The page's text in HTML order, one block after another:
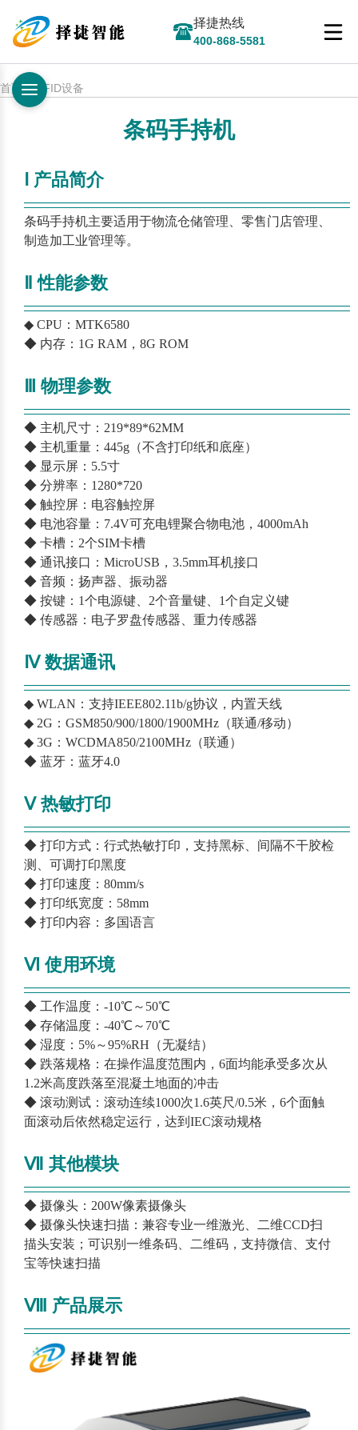
择捷热线
400-868-5581
首页 > RFID设备
条码手持机
Ⅰ 产品简介
—————————————————————————
条码手持机主要适用于物流仓储管理、零售门店管理、
制造加工业管理等。
Ⅱ 性能参数
—————————————————————————
◆ CPU：MTK6580
◆ 内存：1G RAM，8G ROM
Ⅲ 物理参数
—————————————————————————
◆ 主机尺寸：219*89*62MM
◆ 主机重量：445g（不含打印纸和底座）
◆ 显示屏：5.5寸
◆ 分辨率：1280*720
◆ 触控屏：电容触控屏
◆ 电池容量：7.4V可充电锂聚合物电池，4000mAh
◆ 卡槽：2个SIM卡槽
◆ 通讯接口：MicroUSB，3.5mm耳机接口
◆ 音频：扬声器、振动器
◆ 按键：1个电源键、2个音量键、1个自定义键
◆ 传感器：电子罗盘传感器、重力传感器
Ⅳ 数据通讯
—————————————————————————
◆ WLAN：支持IEEE802.11b/g协议，内置天线
◆ 2G：GSM850/900/1800/1900MHz（联通/移动）
◆ 3G：WCDMA850/2100MHz（联通）
◆ 蓝牙：蓝牙4.0
Ⅴ 热敏打印
—————————————————————————
◆ 打印方式：行式热敏打印，支持黑标、间隔不干胶检
测、可调打印黑度
◆ 打印速度：80mm/s
◆ 打印纸宽度：58mm
◆ 打印内容：多国语言
Ⅵ 使用环境
—————————————————————————
◆ 工作温度：-10℃～50℃
◆ 存储温度：-40℃～70℃
◆ 湿度：5%～95%RH（无凝结）
◆ 跌落规格：在操作温度范围内，6面均能承受多次从
1.2米高度跌落至混凝土地面的冲击
◆ 滚动测试：滚动连续1000次1.6英尺/0.5米，6个面触
面滚动后依然稳定运行，达到IEC滚动规格
Ⅶ 其他模块
—————————————————————————
◆ 摄像头：200W像素摄像头
◆ 摄像头快速扫描：兼容专业一维激光、二维CCD扫
描头安装；可识别一维条码、二维码，支持微信、支付
宝等快速扫描
Ⅷ 产品展示
—————————————————————————